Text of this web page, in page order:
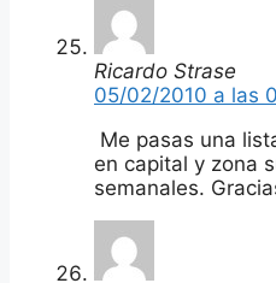
Ricardo Strase
05/02/2010 a las
Me pasas una
en capital y zona
semanales.